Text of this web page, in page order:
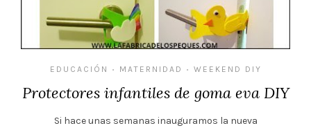
EDUCACIÓN • MATERNIDAD • WEEKEND DIY
Protectores infantiles de goma eva DIY
Si hace unas semanas inauguramos la nueva